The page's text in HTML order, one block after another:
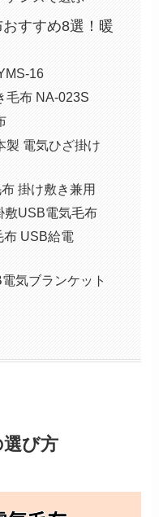
すすめ8選！暖
16
毛布 NA-023S
製 電気ひざ掛け
掛け敷き兼用
敷USB電気毛布
布 USB給電
気ブランケット
び方